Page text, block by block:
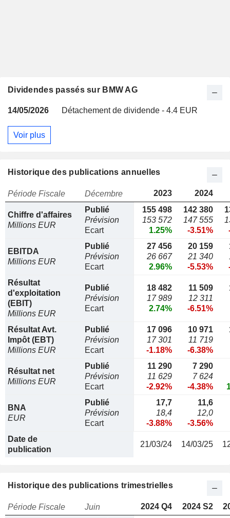
Dividendes passés sur BMW AG
14/05/2026 Détachement de dividende - 4.4 EUR
Voir plus
Historique des publications annuelles
Période Fiscale Décembre 2023 2024
Chiffre d'affaires
Millions EUR
Publié
Prévision
Ecart
155 498
153 572
1.25%
142 380
147 555
-3.51%
EBITDA
Millions EUR
Publié
Prévision
Ecart
27 456
26 667
2.96%
20 159
21 340
-5.53%
Résultat
d'exploitation
(EBIT)
Millions EUR
Publié
Prévision
Ecart
18 482
17 989
2.74%
11 509
12 311
-6.51%
Résultat Avt.
Impôt (EBT)
Millions EUR
Publié
Prévision
Ecart
17 096
17 301
-1.18%
10 971
11 719
-6.38%
Résultat net
Millions EUR
Publié
Prévision
Ecart
11 290
11 629
-2.92%
7 290
7 624
-4.38%
BNA
EUR
Publié
Prévision
Ecart
17,7
18,4
-3.88%
11,6
12,0
-3.56%
Date de
publication
21/03/24 14/03/25
Historique des publications trimestrielles
Période Fiscale Juin 2024 Q4 2024 S2